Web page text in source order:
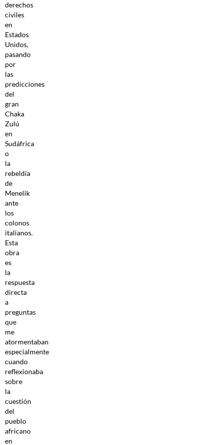
derechos
civiles
en
Estados
Unidos,
pasando
por
las
predicciones
del
gran
Chaka
Zulú
en
Sudáfrica
o
la
rebeldía
de
Menelik
ante
los
colonos
italianos.
Esta
obra
es
la
respuesta
directa
a
preguntas
que
me
atormentaban
especialmente
cuando
reflexionaba
sobre
la
cuestión
del
pueblo
africano
en